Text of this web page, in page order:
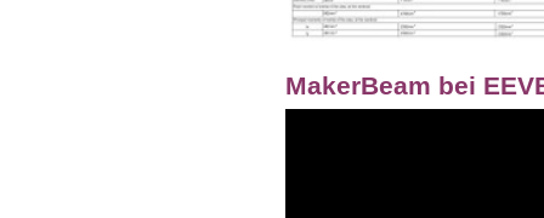
MakerBeam bei